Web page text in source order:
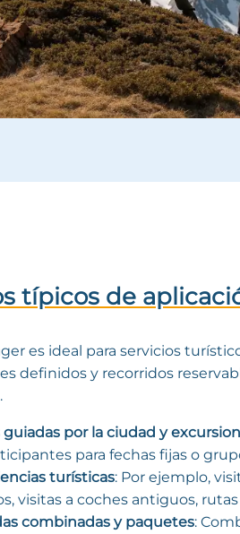
típicos de
es ideal para servicios
definidos y recorridos
guiadas por la ciudad y
para fechas fijas o
turísticas: Por ejemplo,
visitas a coches antiguos,
combinadas y paquetes: